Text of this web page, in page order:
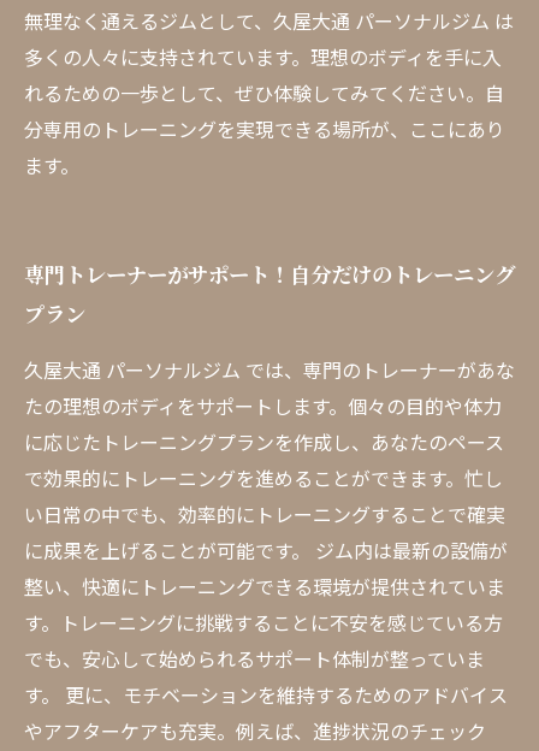
無理なく通えるジムとして、久屋大通 パーソナルジム は
多くの人々に支持されています。理想のボディを手に入
れるための一歩として、ぜひ体験してみてください。自
分専用のトレーニングを実現できる場所が、ここにあり
ます。
専門トレーナーがサポート！自分だけのトレーニング
プラン
久屋大通 パーソナルジム では、専門のトレーナーがあな
たの理想のボディをサポートします。個々の目的や体力
に応じたトレーニングプランを作成し、あなたのペース
で効果的にトレーニングを進めることができます。忙し
い日常の中でも、効率的にトレーニングすることで確実
に成果を上げることが可能です。 ジム内は最新の設備が
整い、快適にトレーニングできる環境が提供されていま
す。トレーニングに挑戦することに不安を感じている方
でも、安心して始められるサポート体制が整っていま
す。 更に、モチベーションを維持するためのアドバイス
やアフターケアも充実。例えば、進捗状況のチェック